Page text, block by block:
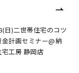
日)二世帯住宅のコツ
金計画セミナー@納
宅工房 静岡店